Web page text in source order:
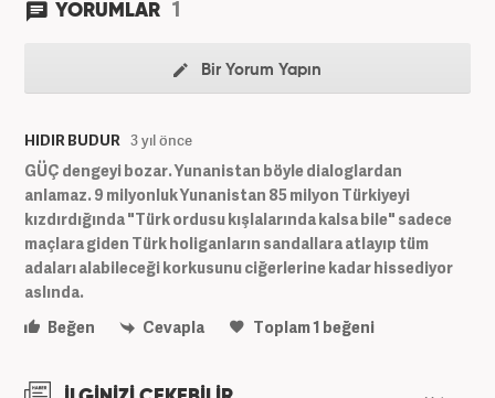
YORUMLAR 1
Bir Yorum Yapın
HIDIR BUDUR 3 yıl önce
GÜÇ dengeyi bozar. Yunanistan böyle dialoglardan
anlamaz. 9 milyonluk Yunanistan 85 milyon Türkiyeyi
kızdırdığında "Türk ordusu kışlalarında kalsa bile" sadece
maçlara giden Türk holiganların sandallara atlayıp tüm
adaları alabileceği korkusunu ciğerlerine kadar hissediyor
aslında.
Beğen
Cevapla Toplam1 beğeni